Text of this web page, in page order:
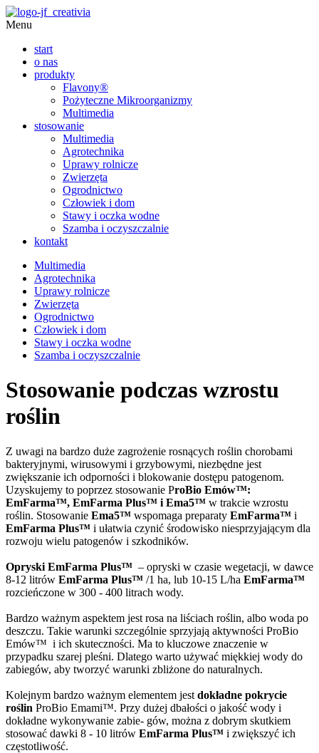
Menu
start
o nas
produkty
Flavony®
Pożyteczne Mikroorganizmy
Multimedia
stosowanie
Multimedia
Agrotechnika
Uprawy rolnicze
Zwierzęta
Ogrodnictwo
Człowiek i dom
Stawy i oczka wodne
Szamba i oczyszczalnie
kontakt
Multimedia
Agrotechnika
Uprawy rolnicze
Zwierzęta
Ogrodnictwo
Człowiek i dom
Stawy i oczka wodne
Szamba i oczyszczalnie
Stosowanie podczas wzrostu
roślin
Z uwagi na bardzo duże zagrożenie rosnących roślin chorobami
bakteryjnymi, wirusowymi i grzybowymi, niezbędne jest
zwiększanie ich odporności i blokowanie dostępu patogenom.
Uzyskujemy to poprzez stosowanie ProBio Emów™:
EmFarma™, EmFarma Plus™ i Ema5™ w trakcie wzrostu
roślin. Stosowanie Ema5™ wspomaga preparaty EmFarma™ i
EmFarma Plus™ i ułatwia czynić środowisko niesprzyjającym dla
rozwoju wielu patogenów i szkodników.
Opryski EmFarma Plus™ – opryski w czasie wegetacji, w dawce
8-12 litrów EmFarma Plus™ /1 ha, lub 10-15 L/ha EmFarma™
rozcieńczone w 300 - 400 litrach wody.
Bardzo ważnym aspektem jest rosa na liściach roślin, albo woda po
deszczu. Takie warunki szczególnie sprzyjają aktywności ProBio
Emów™ i ich skuteczności. Ma to kluczowe znaczenie w
przypadku szarej pleśni. Dlatego warto używać miękkiej wody do
zabiegów, aby tworzyć warunki zbliżone do naturalnych.
Kolejnym bardzo ważnym elementem jest dokładne pokrycie
roślin ProBio Emami™. Przy dużej dbałości o jakość wody i
dokładne wykonywanie zabie- gów, można z dobrym skutkiem
stosować dawki 8 - 10 litrów EmFarma Plus™ i zwiększyć ich
częstotliwość.